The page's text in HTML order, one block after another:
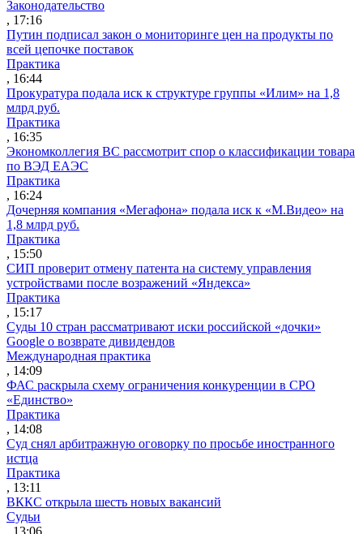
Законодательство
, 17:16
Путин подписал закон о мониторинге цен на продукты по
всей цепочке поставок
Практика
, 16:44
Прокуратура подала иск к структуре группы «Илим» на 1,8
млрд руб.
Практика
, 16:35
Экономколлегия ВС рассмотрит спор о классификации товара
по ВЭД ЕАЭС
Практика
, 16:24
Дочерняя компания «Мегафона» подала иск к «М.Видео» на
1,8 млрд руб.
Практика
, 15:50
СИП проверит отмену патента на систему управления
устройствами после возражений «Яндекса»
Практика
, 15:17
Суды 10 стран рассматривают иски российской «дочки»
Google о возврате дивидендов
Международная практика
, 14:09
ФАС раскрыла схему ограничения конкуренции в СРО
«Единство»
Практика
, 14:08
Суд снял арбитражную оговорку по просьбе иностранного
истца
Практика
, 13:11
ВККС открыла шесть новых вакансий
Судьи
, 13:06